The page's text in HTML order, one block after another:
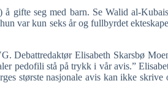
gifte seg med barn. Se Walid al-
var kun seks år og fullbyrdet
Debattredaktør Elisabeth Skarsbø
pedofili stå på trykk i vår avis.”
største nasjonale avis kan ikke skrive